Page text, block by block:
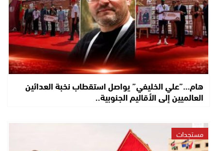
هام…”علي الخليفي” يواصل استقطاب نخبة العدائين
العالميين إلى الأقاليم الجنوبية..
مستجدات